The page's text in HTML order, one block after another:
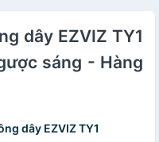
dây EZVIZ TY1
sáng - Hàng
dây EZVIZ TY1